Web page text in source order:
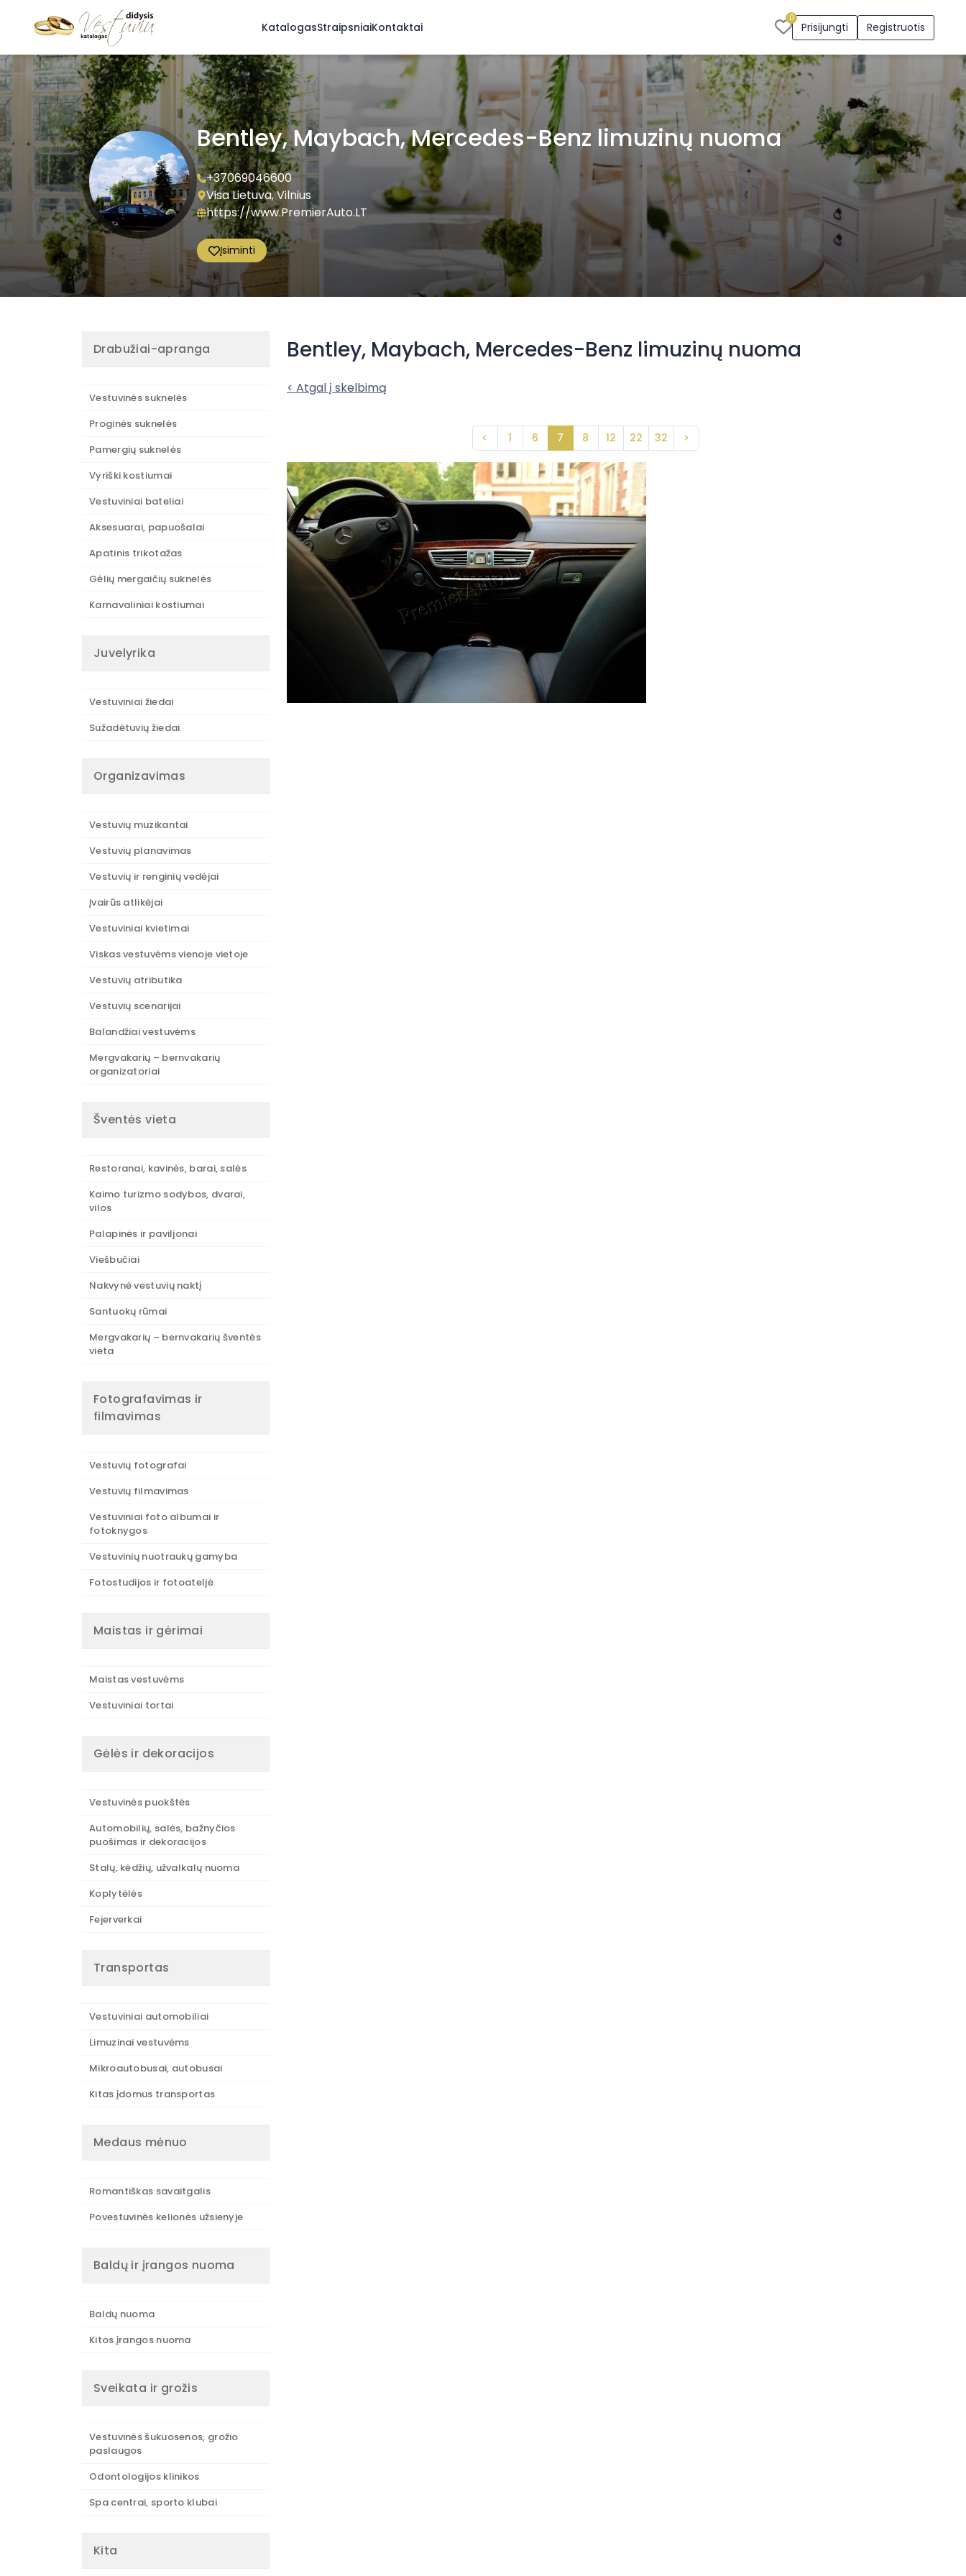
KatalogasStraipsniaiKontaktai
0
Prisijungti Registruotis
Bentley, Maybach, Mercedes-Benz limuzinų nuoma
+37069046600
Visa Lietuva, Vilnius
https://www.PremierAuto.LT
Įsiminti
Drabužiai-apranga
Vestuvinės suknelės
Proginės suknelės
Pamergių suknelės
Vyriški kostiumai
Vestuviniai bateliai
Aksesuarai, papuošalai
Apatinis trikotažas
Gėlių mergaičių suknelės
Karnavaliniai kostiumai
Juvelyrika
Vestuviniai žiedai
Sužadėtuvių žiedai
Organizavimas
Vestuvių muzikantai
Vestuvių planavimas
Vestuvių ir renginių vedėjai
Įvairūs atlikėjai
Vestuviniai kvietimai
Viskas vestuvėms vienoje vietoje
Vestuvių atributika
Vestuvių scenarijai
Balandžiai vestuvėms
Mergvakarių – bernvakarių
organizatoriai
Šventės vieta
Restoranai, kavinės, barai, salės
Kaimo turizmo sodybos, dvarai,
vilos
Palapinės ir paviljonai
Viešbučiai
Nakvynė vestuvių naktį
Santuokų rūmai
Mergvakarių – bernvakarių šventės
vieta
Fotografavimas ir
filmavimas
Vestuvių fotografai
Vestuvių filmavimas
Vestuviniai foto albumai ir
fotoknygos
Vestuvinių nuotraukų gamyba
Fotostudijos ir fotoateljė
Maistas ir gėrimai
Maistas vestuvėms
Vestuviniai tortai
Gėlės ir dekoracijos
Vestuvinės puokštės
Automobilių, salės, bažnyčios
puošimas ir dekoracijos
Stalų, kėdžių, užvalkalų nuoma
Koplytėlės
Fejerverkai
Transportas
Vestuviniai automobiliai
Limuzinai vestuvėms
Mikroautobusai, autobusai
Kitas įdomus transportas
Medaus mėnuo
Romantiškas savaitgalis
Povestuvinės kelionės užsienyje
Baldų ir įrangos nuoma
Baldų nuoma
Kitos įrangos nuoma
Sveikata ir grožis
Vestuvinės šukuosenos, grožio
paslaugos
Odontologijos klinikos
Spa centrai, sporto klubai
Kita
Bentley, Maybach, Mercedes-Benz limuzinų nuoma
< Atgal į skelbimą
< 1 6 7 8 12 22 32 >